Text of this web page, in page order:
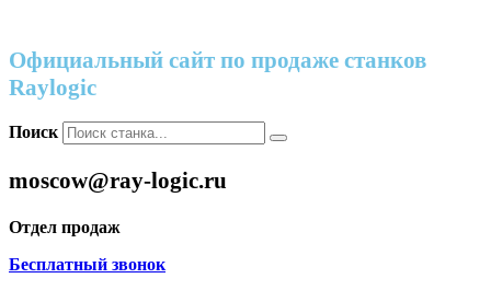
Официальный сайт по продаже станков
Raylogic
Поиск
moscow@ray-logic.ru
Отдел продаж
Бесплатный звонок